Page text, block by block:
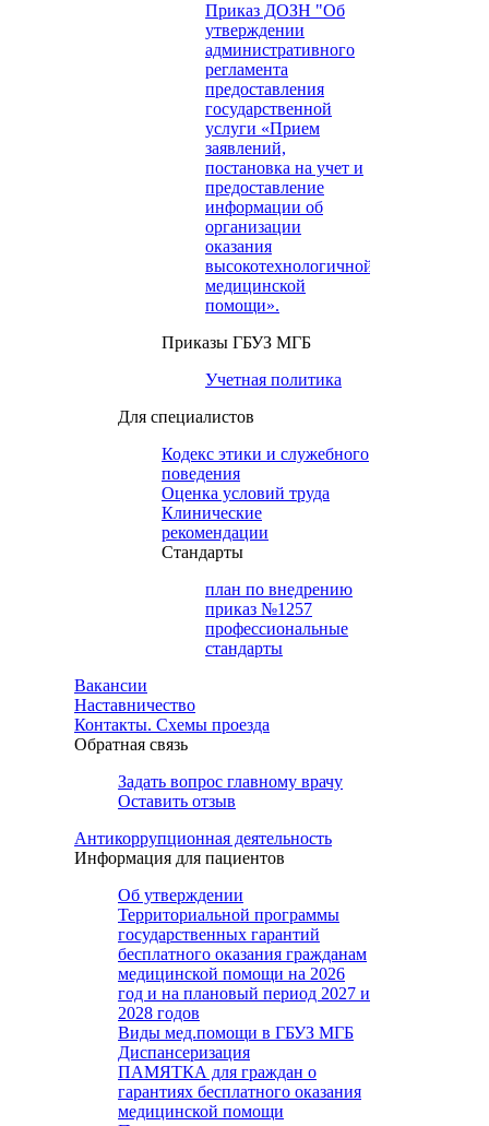
Приказ ДОЗН "Об
утверждении
административного
регламента
предоставления
государственной
услуги «Прием
заявлений,
постановка на учет и
предоставление
информации об
организации
оказания
высокотехнологичной
медицинской
помощи».
Приказы ГБУЗ МГБ
Учетная политика
Для специалистов
Кодекс этики и служебного
поведения
Оценка условий труда
Клинические
рекомендации
Cтандарты
план по внедрению
приказ №1257
профессиональные
стандарты
Вакансии
Наставничество
Контакты. Схемы проезда
Обратная связь
Задать вопрос главному врачу
Оставить отзыв
Антикоррупционная деятельность
Информация для пациентов
Об утверждении
Территориальной программы
государственных гарантий
бесплатного оказания гражданам
медицинской помощи на 2026
год и на плановый период 2027 и
2028 годов
Виды мед.помощи в ГБУЗ МГБ
Диспансеризация
ПАМЯТКА для граждан о
гарантиях бесплатного оказания
медицинской помощи